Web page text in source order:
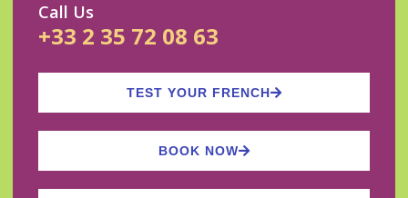
Call Us
+33 2 35 72 08 63
TEST YOUR FRENCH
BOOK NOW